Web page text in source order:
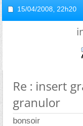
15/04/2008, 22h20
Re : insert
granulor
bonsoir